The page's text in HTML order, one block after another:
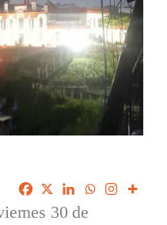
30 de